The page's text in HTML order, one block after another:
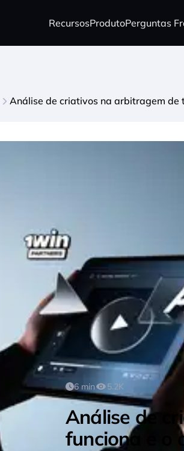
RecursosProdutoPerguntas
Análise de criativos na arbitragem de
6 min 5.2K
Análise de
funciona e o